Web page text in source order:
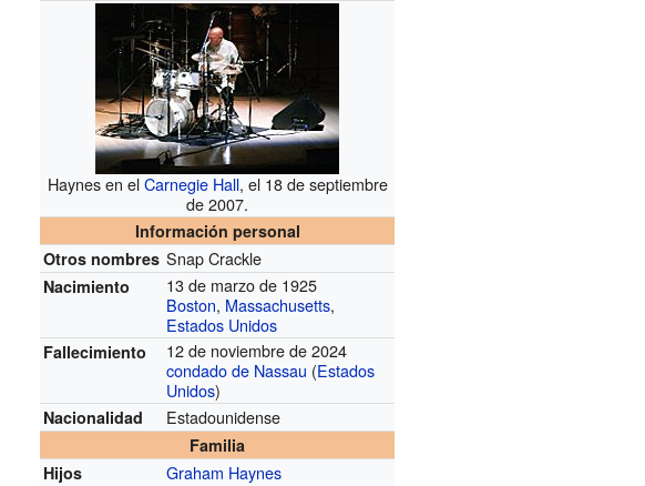
Haynes en elCarnegie Hall, el 18 de septiembre
de 2007.
Información personal
Otros nombres Snap Crackle
Nacimiento
13 de marzo de 1925
Boston, Massachusetts,
Estados Unidos
Fallecimiento
12 de noviembre de 2024
condado de Nassau (Estados
Unidos)
Nacionalidad Estadounidense
Familia
Hijos
Graham Haynes